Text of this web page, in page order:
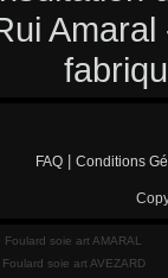
FAQ Conditions
Foulard soie art AMARAL
Foulard soie art AVEZARD